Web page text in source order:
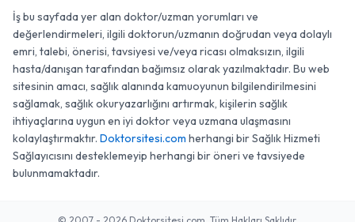
İş bu sayfada yer alan doktor/uzman yorumları ve
değerlendirmeleri, ilgili doktorun/uzmanın doğrudan veya dolaylı
emri, talebi, önerisi, tavsiyesi ve/veya ricası olmaksızın, ilgili
hasta/danışan tarafından bağımsız olarak yazılmaktadır. Bu web
sitesinin amacı, sağlık alanında kamuoyunun bilgilendirilmesini
sağlamak, sağlık okuryazarlığını artırmak, kişilerin sağlık
ihtiyaçlarına uygun en iyi doktor veya uzmana ulaşmasını
kolaylaştırmaktır. Doktorsitesi.com herhangi bir Sağlık Hizmeti
Sağlayıcısını desteklemeyip herhangi bir öneri ve tavsiyede
bulunmamaktadır.